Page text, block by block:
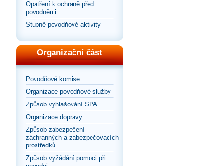
Opatření k ochraně před
povodněmi
Stupně povodňové aktivity
Organizační část
Povodňové komise
Organizace povodňové služby
Způsob vyhlašování SPA
Organizace dopravy
Způsob zabezpečení
záchranných a zabezpečovacích
prostředků
Způsob vyžádání pomoci při